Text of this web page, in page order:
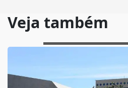
Veja também